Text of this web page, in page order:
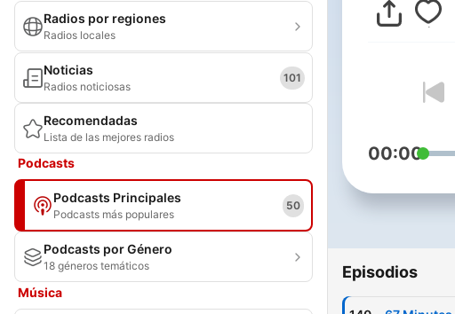
Radios por regiones
Radios locales
Noticias
Radios noticiosas
101
Recomendadas
Lista de las mejores radios
Podcasts
Podcasts Principales
Podcasts más populares
50
Podcasts por Género
18 géneros temáticos
Música
00:00
Episodios